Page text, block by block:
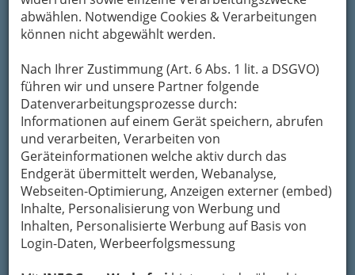
abwählen. Notwendige Cookies & Verarbeitungen
können nicht abgewählt werden.
Nach Ihrer Zustimmung (Art. 6 Abs. 1 lit. a DSGVO)
führen wir und unsere Partner folgende
Datenverarbeitungsprozesse durch:
Informationen auf einem Gerät speichern, abrufen
und verarbeiten, Verarbeiten von
Geräteinformationen welche aktiv durch das
Endgerät übermittelt werden, Webanalyse,
Webseiten-Optimierung, Anzeigen externer (embed)
Inhalte, Personalisierung von Werbung und
Inhalten, Personalisierte Werbung auf Basis von
Login-Daten, Werbeerfolgsmessung
Pizza schmeckt einfach gut und hat immer Saison!
Variantenreichtum durch extra Zutaten noch nach
Geschmack und Vorlieben erweiterbar!
Pizzeria Tropical weiß um die Bedürfnisse